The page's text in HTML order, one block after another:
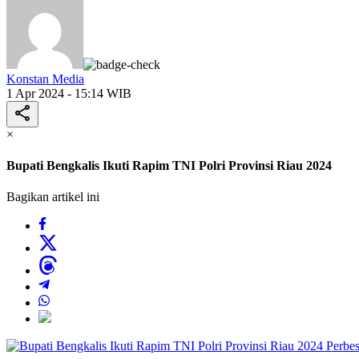
Konstan Media
1 Apr 2024 - 15:14 WIB
×
Bupati Bengkalis Ikuti Rapim TNI Polri Provinsi Riau 2024
Bagikan artikel ini